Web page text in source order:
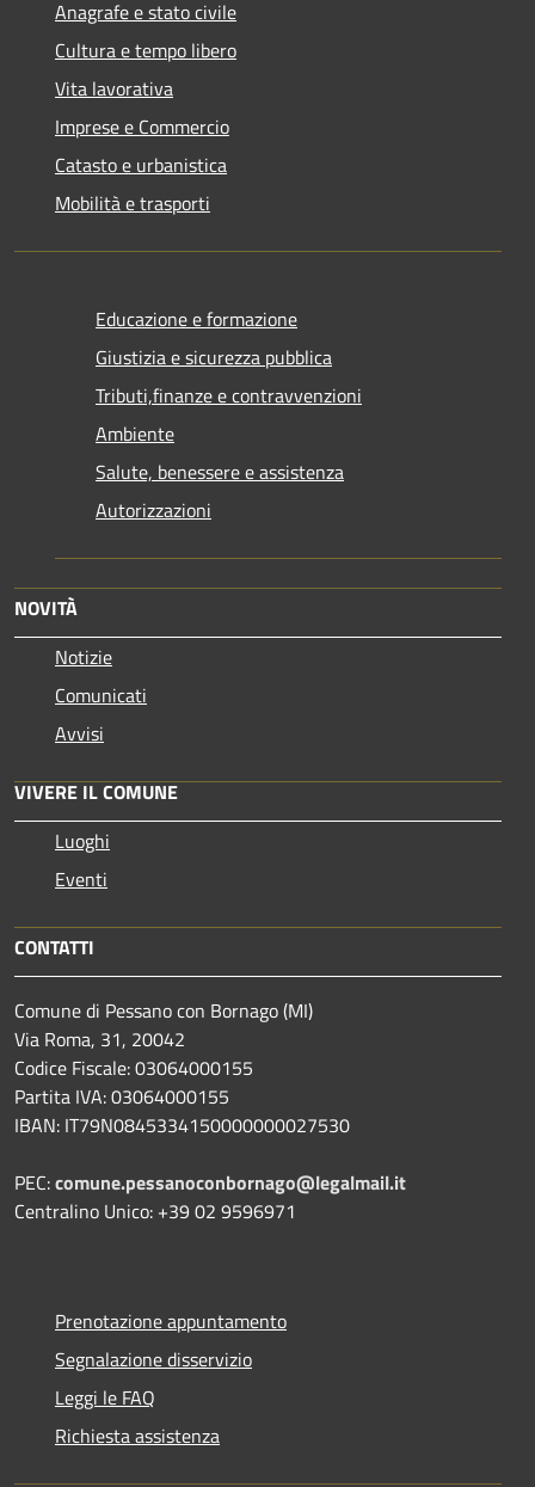
Anagrafe e stato civile
Cultura e tempo libero
Vita lavorativa
Imprese e Commercio
Catasto e urbanistica
Mobilità e trasporti
Educazione e formazione
Giustizia e sicurezza pubblica
Tributi,finanze e contravvenzioni
Ambiente
Salute, benessere e assistenza
Autorizzazioni
NOVITÀ
Notizie
Comunicati
Avvisi
VIVERE IL COMUNE
Luoghi
Eventi
CONTATTI
Comune di Pessano con Bornago (MI)
Via Roma, 31, 20042
Codice Fiscale: 03064000155
Partita IVA: 03064000155
IBAN: IT79N0845334150000000027530
PEC:comune.pessanoconbornago@legalmail.it
Centralino Unico: +39 02 9596971
Prenotazione appuntamento
Segnalazione disservizio
Leggi le FAQ
Richiesta assistenza